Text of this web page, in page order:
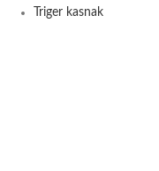
Triger kasnak